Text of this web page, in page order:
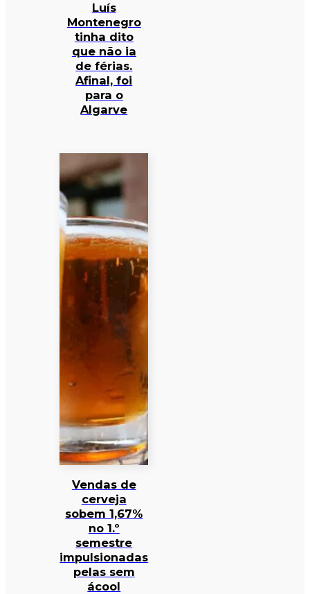
Luís
Montenegro
tinha dito
que não ia
de férias.
Afinal, foi
para o
Algarve
Vendas de
cerveja
sobem 1,67%
no 1.º
semestre
impulsionadas
pelas sem
ácool